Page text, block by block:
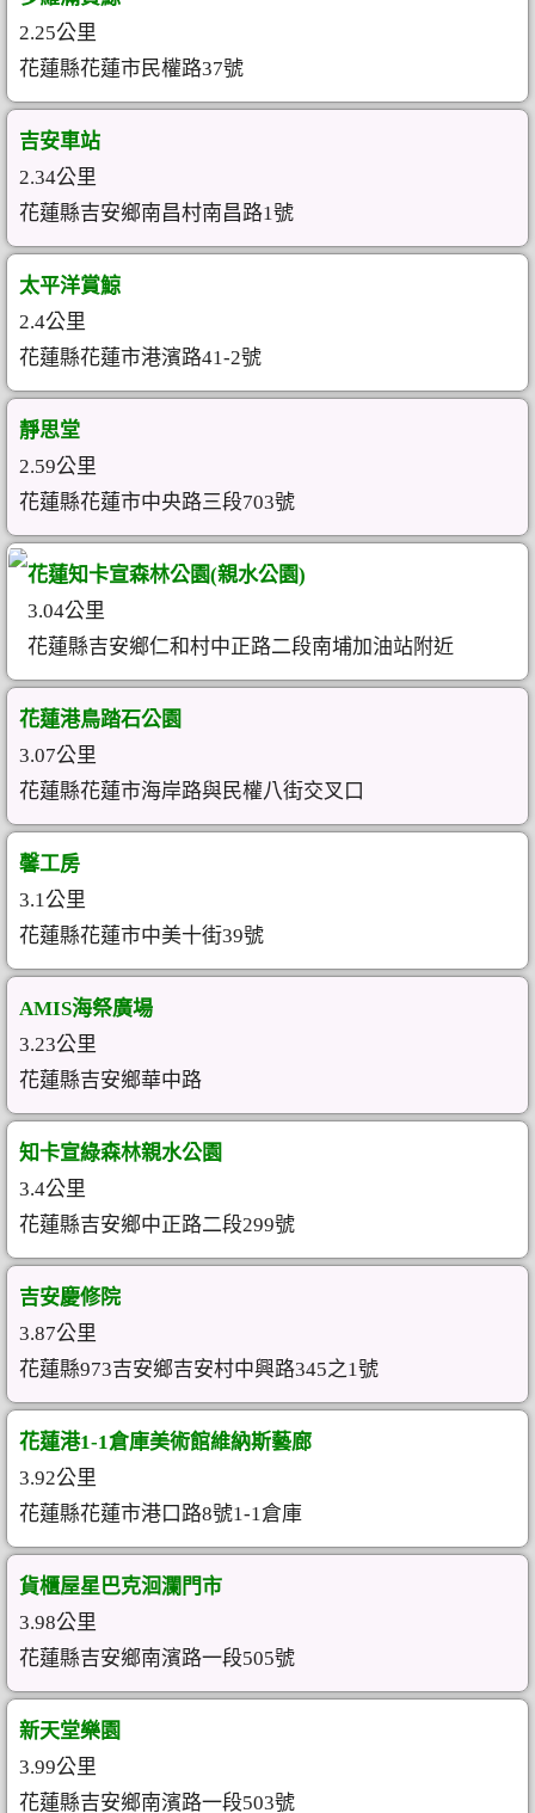
2.25公里
花蓮縣花蓮市民權路37號
吉安車站
2.34公里
花蓮縣吉安鄉南昌村南昌路1號
太平洋賞鯨
2.4公里
花蓮縣花蓮市港濱路41-2號
靜思堂
2.59公里
花蓮縣花蓮市中央路三段703號
花蓮知卡宣森林公園(親水公園)
3.04公里
花蓮縣吉安鄉仁和村中正路二段南埔加油站附近
花蓮港鳥踏石公園
3.07公里
花蓮縣花蓮市海岸路與民權八街交叉口
馨工房
3.1公里
花蓮縣花蓮市中美十街39號
AMIS海祭廣場
3.23公里
花蓮縣吉安鄉華中路
知卡宣綠森林親水公園
3.4公里
花蓮縣吉安鄉中正路二段299號
吉安慶修院
3.87公里
花蓮縣973吉安鄉吉安村中興路345之1號
花蓮港1-1倉庫美術館維納斯藝廊
3.92公里
花蓮縣花蓮市港口路8號1-1倉庫
貨櫃屋星巴克洄瀾門市
3.98公里
花蓮縣吉安鄉南濱路一段505號
新天堂樂園
3.99公里
花蓮縣吉安鄉南濱路一段503號